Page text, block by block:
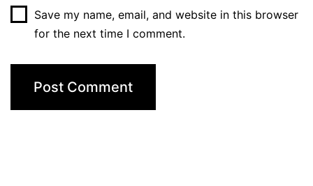
Save my name, email, and website in this browser
for the next time I comment.